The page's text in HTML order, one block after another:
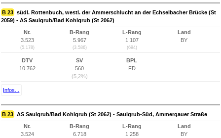
B 23 südl. Rottenbuch, westl. der Ammerschlucht an der Echselbacher Brücke (St
2059) - AS Saulgrub/Bad Kohlgrub (St 2062)
Nr.
3.523
(5.178)
B-Rang
5.967
(3.586)
L-Rang
1.107
(694)
Land
BY
DTV
10.762
SV
560
(5,2%)
BPL
FD
Infos...
B 23 AS Saulgrub/Bad Kohlgrub (St 2062) - Saulgrub-Süd, Ammergauer Straße
Nr.
3.524
B-Rang
6.718
L-Rang
1.258
Land
BY